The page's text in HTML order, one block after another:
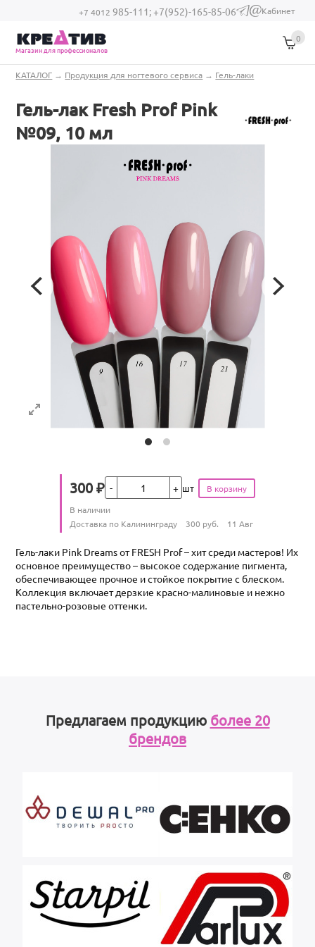
Перейти к основному содержанию
+7 4012 985-111;+7(952)-165-85-06
(link sends e-
Кабинет
Магазин для профессионалов
0
Вы здесь
КАТАЛОГ → Продукция для ногтевого сервиса → Гель-лаки
Гель-лак Fresh Prof Pink
№09, 10 мл
Цена
300 ₽Кол-во шт
Количество
В наличии
Условия доставки
Доставка по Калининграду 300 руб. 11 Авг
Гель-лаки Pink Dreams от FRESH Prof – хит среди мастеров! Их
основное преимущество – высокое содержание пигмента,
обеспечивающее прочное и стойкое покрытие с блеском.
Коллекция включает дерзкие красно-малиновые и нежно
пастельно-розовые оттенки.
Предлагаем продукцию более 20
брендов